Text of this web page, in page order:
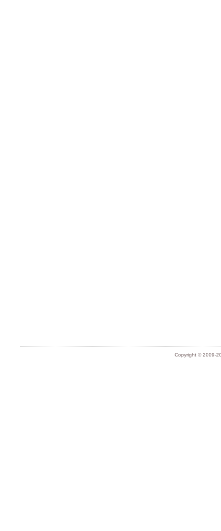
Copyright © 2009-